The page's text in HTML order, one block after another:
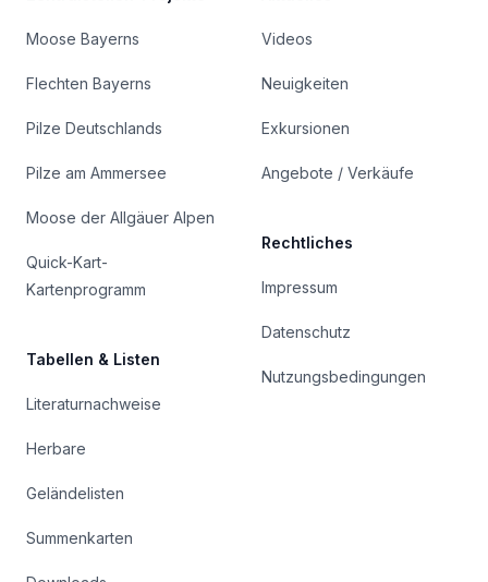
Moose Bayerns
Flechten Bayerns
Pilze Deutschlands
Pilze am Ammersee
Moose der Allgäuer Alpen
Quick-Kart-
Kartenprogramm
Tabellen & Listen
Literaturnachweise
Herbare
Geländelisten
Summenkarten
Videos
Neuigkeiten
Exkursionen
Angebote / Verkäufe
Rechtliches
Impressum
Datenschutz
Nutzungsbedingungen